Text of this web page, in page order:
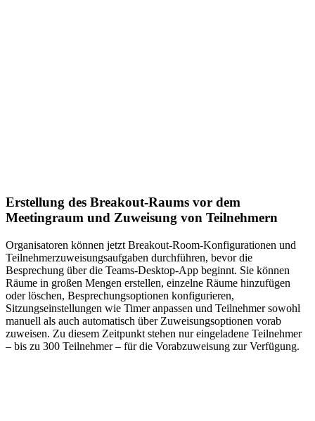
Erstellung des Breakout-Raums vor dem
Meetingraum und Zuweisung von Teilnehmern
Organisatoren können jetzt Breakout-Room-Konfigurationen und
Teilnehmerzuweisungsaufgaben durchführen, bevor die
Besprechung über die Teams-Desktop-App beginnt. Sie können
Räume in großen Mengen erstellen, einzelne Räume hinzufügen
oder löschen, Besprechungsoptionen konfigurieren,
Sitzungseinstellungen wie Timer anpassen und Teilnehmer sowohl
manuell als auch automatisch über Zuweisungsoptionen vorab
zuweisen. Zu diesem Zeitpunkt stehen nur eingeladene Teilnehmer
– bis zu 300 Teilnehmer – für die Vorabzuweisung zur Verfügung.